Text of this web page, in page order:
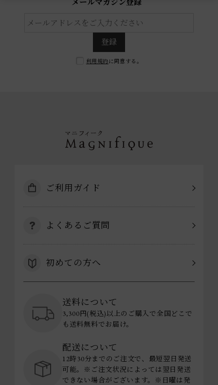
メールマガジン登録
登録
利用規約 に同意する。
ご利用ガイド
よくあるご質問
初めての方へ
送料について
3,300円(税込)以上のご購入で全国どこで
も送料無料でお届け。
配送について
12時30分までのご注文で、最短翌日発送
可能。※ご注文状況によっては翌日発送
できない場合がございます。※日曜は発